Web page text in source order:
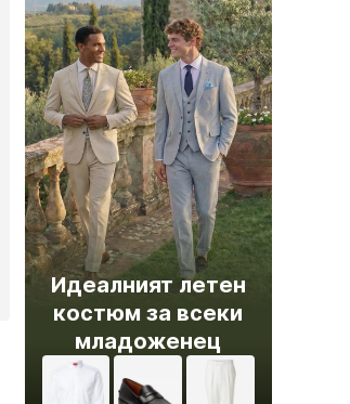
Идеалният летен
костюм за всеки
младоженец